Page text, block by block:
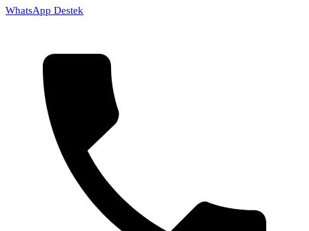
WhatsApp Destek